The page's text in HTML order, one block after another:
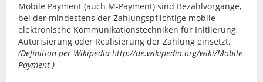
Mobile Payment (auch M-Payment) sind Bezahlvorgänge,
bei der mindestens der Zahlungspflichtige mobile
elektronische Kommunikationstechniken für Initiierung,
Autorisierung oder Realisierung der Zahlung einsetzt.
(Definition per Wikipedia http://de.wikipedia.org/wiki/Mobile-
Payment )